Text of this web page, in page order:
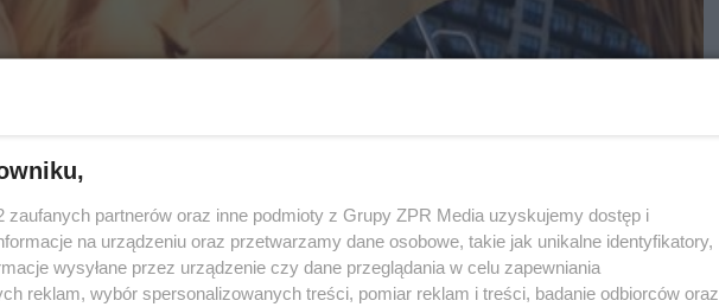
zaufanych partnerów oraz inne podmioty z Grupy ZPR Media uzyskujemy dostęp i
na urządzeniu oraz przetwarzamy dane osobowe, takie jak unikalne identyfikatory,
wysyłane przez urządzenie czy dane przeglądania w celu zapewniania
reklam, wybór spersonalizowanych treści, pomiar reklam i treści, badanie odbiorców oraz